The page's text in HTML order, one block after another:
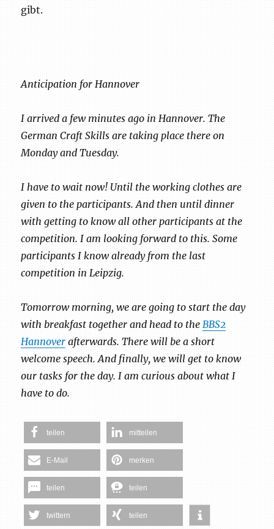
gibt.
Anticipation for Hannover
I arrived a few minutes ago in Hannover. The
German Craft Skills are taking place there on
Monday and Tuesday.
I have to wait now! Until the working clothes are
given to the participants. And then until dinner
with getting to know all other participants at the
competition. I am looking forward to this. Some
participants I know already from the last
competition in Leipzig.
Tomorrow morning, we are going to start the day
with breakfast together and head to theBBS2
Hannover afterwards. There will be a short
welcome speech. And finally, we will get to know
our tasks for the day. I am curious about what I
have to do.
teilen mitteilen
E-Mail merken
teilen teilen
twittern teilen